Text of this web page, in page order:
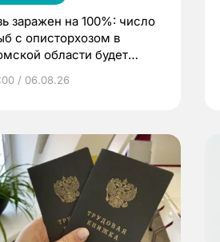
заражен на 100%: число
с описторхозом в
области будет
/ 06.08.26